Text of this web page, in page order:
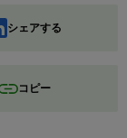
シェアする
コピー